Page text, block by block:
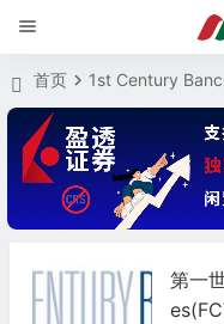
首页 1st Century
第一